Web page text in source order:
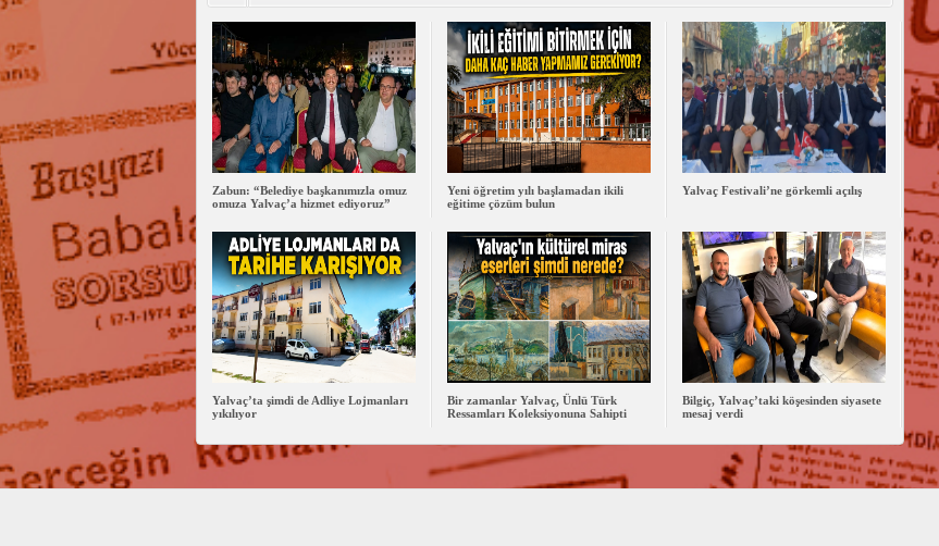
Zabun: “Belediye başkanımızla omuz
omuza Yalvaç’a hizmet ediyoruz”
Yeni öğretim yılı başlamadan ikili
eğitime çözüm bulun
Yalvaç Festivali’ne görkemli açılış
Yalvaç’ta şimdi de Adliye Lojmanları
yıkılıyor
Bir zamanlar Yalvaç, Ünlü Türk
Ressamları Koleksiyonuna Sahipti
Bilgiç, Yalvaç’taki köşesinden siyasete
mesaj verdi